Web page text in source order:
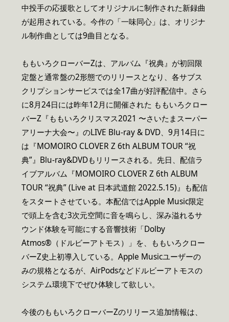
中投手の応援歌としてオリジナルに制作された新録曲
が起用されている。今作の「一味同心」は、オリジナ
ル制作曲としては9曲目となる。
ももいろクローバーZは、アルバム『祝典』が初回限
定盤と通常盤の2形態でのリリースとなり、各サブス
クリプションサービスでは全17曲が好評配信中。さら
に8月24日には昨年12月に開催された ももいろクロー
バーZ『ももいろクリスマス2021 〜さいたまスーパー
アリーナ大会〜』のLIVE Blu-ray & DVD、9月14日に
は『MOMOIRO CLOVER Z 6th ALBUM TOUR “祝
典”』Blu-ray&DVDもリリースされる。先日、配信ラ
イブアルバム『MOMOIRO CLOVER Z 6th ALBUM
TOUR “祝典” (Live at 日本武道館 2022.5.15)』も配信
をスタートさせている。本配信ではApple Music限定
で頭上を含む3次元空間に音を鳴らし、深み溢れるサ
ウンド体験を可能にする音響技術「Dolby
Atmos®（ドルビーアトモス）」を、ももいろクロー
バーZ史上初導入している。Apple Musicユーザーの
みの規格となるが、AirPodsなどドルビーアトモスの
システム環境下でぜひ体験して欲しい。
今後のももいろクローバーZのリリース追加情報は、